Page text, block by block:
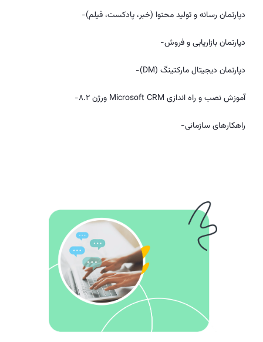
دپارتمان رسانه و تولید محتوا (خبر، پادکست، فیلم)-
دپارتمان بازاریابی و فروش-
دپارتمان دیجیتال مارکتینگ (DM)-
آموزش نصب و راه اندازی Microsoft CRM ورژن 8.2-
راهکارهای سازمانی-